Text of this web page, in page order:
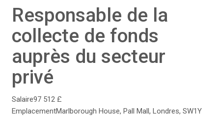
Responsable de la
collecte de fonds
auprès du secteur
privé
Salaire97 512 £
EmplacementMarlborough House, Pall Mall, Londres, SW1Y